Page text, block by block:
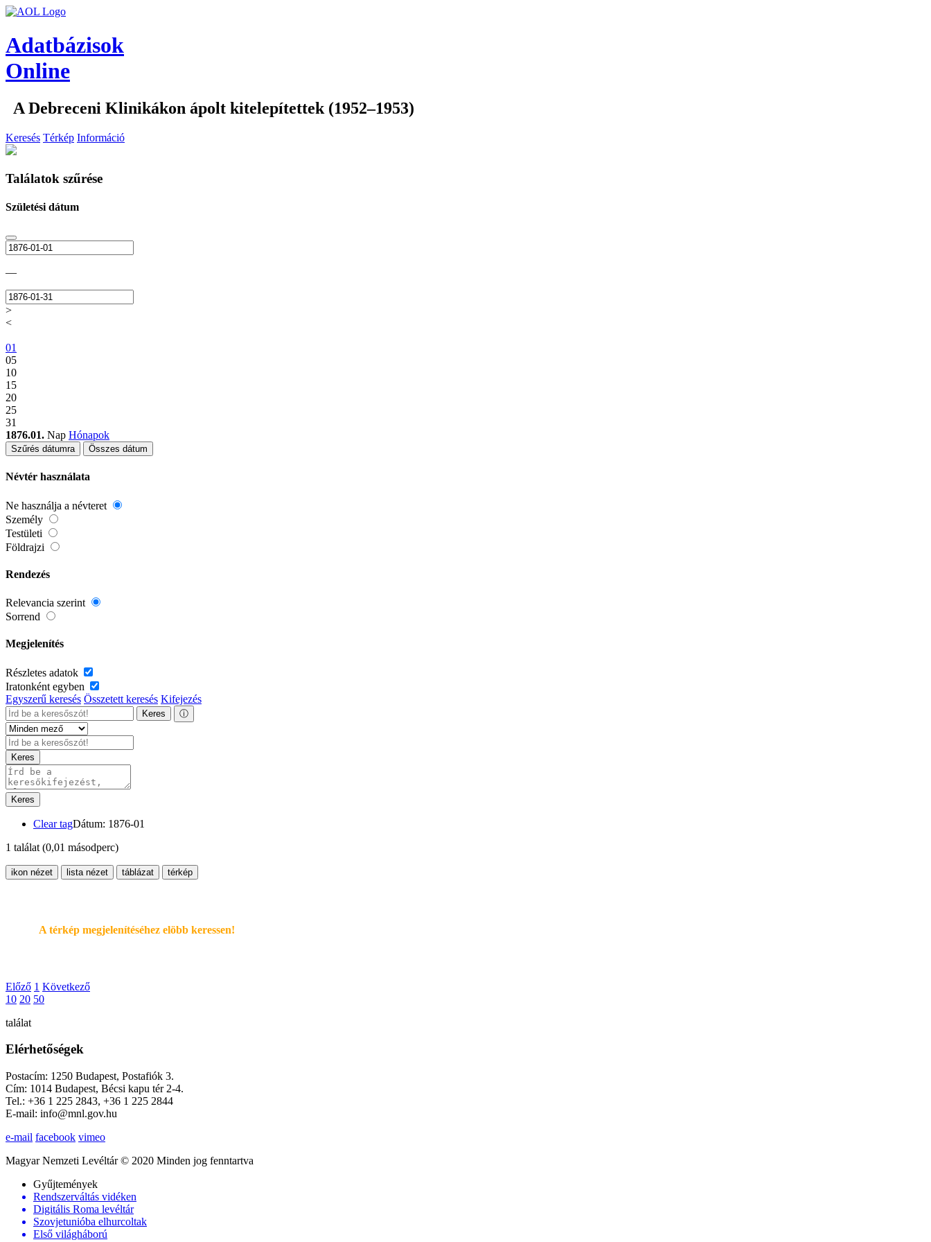
Adatbázisok
Online
A Debreceni Klinikákon ápolt kitelepítettek (1952–1953)
Keresés Térkép Információ
Találatok szűrése
Születési dátum
—
>
<
01
05
10
15
20
25
31
1876.01. Nap Hónapok
Szűrés dátumra Összes dátum
Névtér használata
Ne használja a névteret
Személy
Testületi
Földrajzi
Rendezés
Relevancia szerint
Sorrend
Megjelenítés
Részletes adatok
Iratonként egyben
Egyszerű keresés Összetett keresés Kifejezés
Keres ⓘ
Keres
Keres
Clear tagDátum: 1876-01
1 találat (0,01 másodperc)
ikon nézet lista nézet táblázat térkép
A térkép megjelenítéséhez elöbb keressen!
Előző 1 Következő
10 20 50
találat
Elérhetőségek
Postacím: 1250 Budapest, Postafiók 3.
Cím: 1014 Budapest, Bécsi kapu tér 2-4.
Tel.: +36 1 225 2843, +36 1 225 2844
E-mail: info@mnl.gov.hu
e-mail facebook vimeo
Magyar Nemzeti Levéltár © 2020 Minden jog fenntartva
Gyűjtemények
Rendszerváltás vidéken
Digitális Roma levéltár
Szovjetunióba elhurcoltak
Első világháború